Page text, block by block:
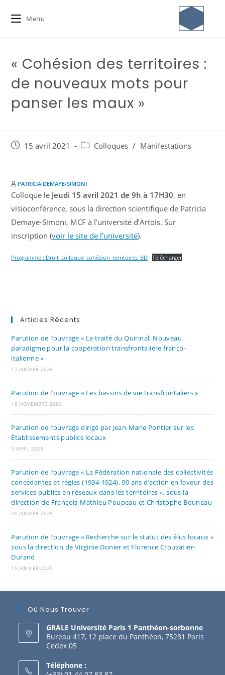
Menu
« Cohésion des territoires :
de nouveaux mots pour
panser les maux »
15 avril 2021 Colloques / Manifestations
PATRICIA DEMAYE-SIMONI
Colloque le Jeudi 15 avril 2021 de 9h à 17H30, en
visioconférence, sous la direction scientifique de Patricia
Demaye-Simoni, MCF à l’université d’Artois. Sur
inscription (voir le site de l’université).
Programme : Droit_colloque_cohésion_territoires_BD Télécharger
Articles Récents
Parution de l’ouvrage « Le traité du Quirinal, Nouveau
paradigme pour la coopération transfrontalière franco-
italienne »
17 JANVIER 2026
Parution de l’ouvrage « Les bassins de vie transfrontaliers »
18 NOVEMBRE 2025
Parution de l’ouvrage dirigé par Jean-Marie Pontier sur les
Établissements publics locaux
3 AVRIL 2025
Parution de l’ouvrage « La Fédération nationale des collectivités
concédantes et régies (1934-1924). 90 ans d’action en faveur des
services publics en réseaux dans les territoires », sous la
direction de François-Mathieu Poupeau et Christophe Bouneau
30 JANVIER 2025
Parution de l’ouvrage « Recherche sur le statut des élus locaux »
sous la direction de Virginie Donier et Florence Crouzatier-
Durand
15 JANVIER 2025
Où Nous Trouver
GRALE Université Paris 1 Panthéon-sorbonne
Bureau 417, 12 place du Panthéon, 75231 Paris
Cedex 05
Téléphone :